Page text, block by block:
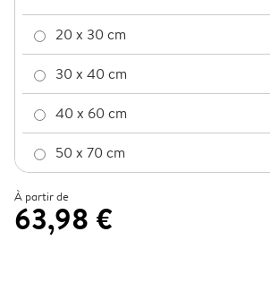
20 x 30 cm
30 x 40 cm
40 x 60 cm
50 x 70 cm
À partir de
63,98 €